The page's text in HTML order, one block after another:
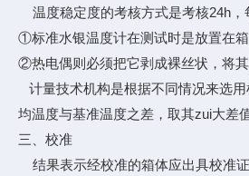
温度稳定度的考核方式是考核24h，
①标准水银温度计在测试时是放置在
②热电偶则必须把它剥成裸丝状，将
计量技术机构是根据不同情况来选
均温度与基准温度之差，取其zui大差
三、校准
结果表示经校准的箱体应出具校准